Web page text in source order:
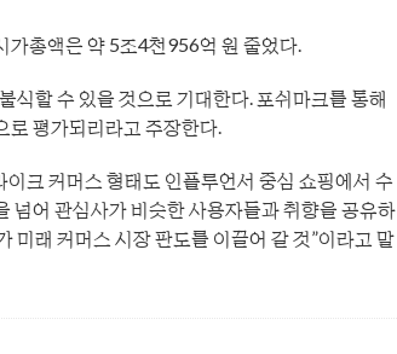
가총액은 약 5조4천956억 원 줄었다.
식할 수 있을 것으로 기대한다. 포쉬마크를 통해
로 평가되리라고 주장한다.
크 커머스 형태도 인플루언서 중심 쇼핑에서 수
넘어 관심사가 비슷한 사용자들과 취향을 공유하
미래 커머스 시장 판도를 이끌어 갈 것”이라고 말